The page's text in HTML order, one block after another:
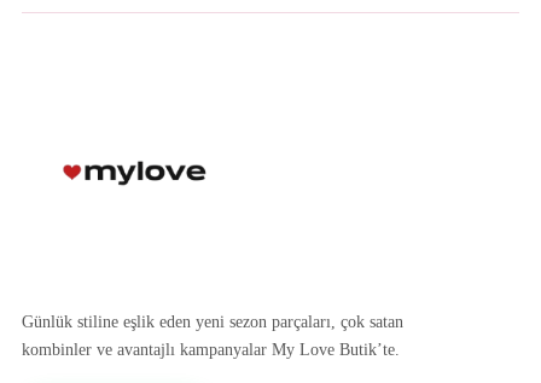
Günlük stiline eşlik eden yeni sezon parçaları, çok satan
kombinler ve avantajlı kampanyalar My Love Butik’te.